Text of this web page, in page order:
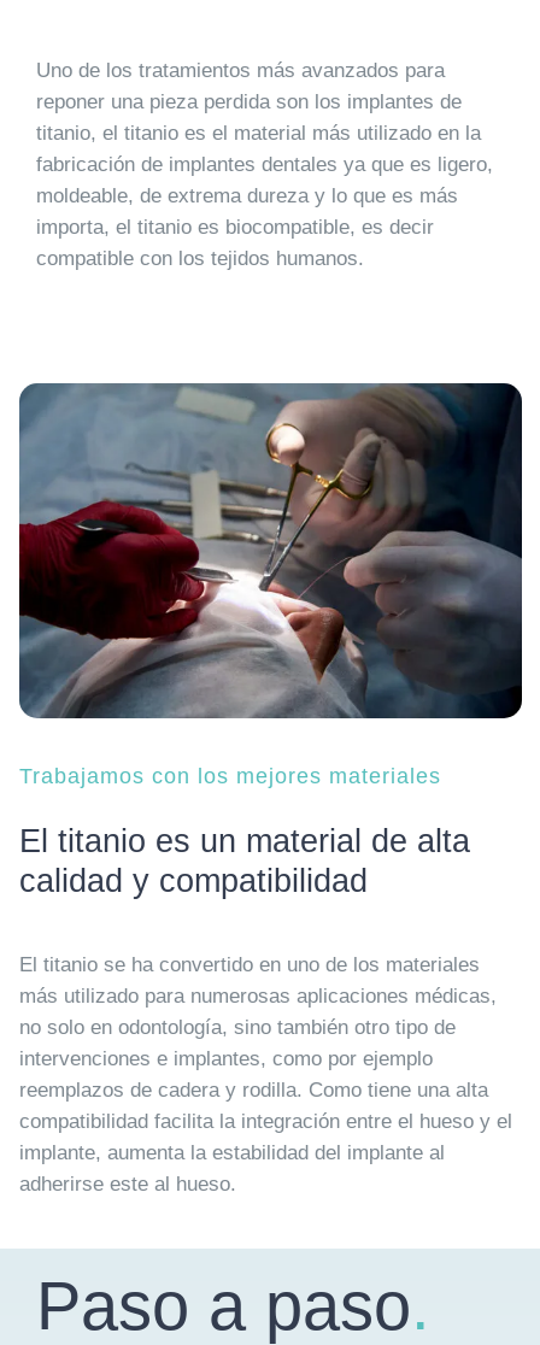
Uno de los tratamientos más avanzados para
reponer una pieza perdida son los implantes de
titanio, el titanio es el material más utilizado en la
fabricación de implantes dentales ya que es ligero,
moldeable, de extrema dureza y lo que es más
importa, el titanio es biocompatible, es decir
compatible con los tejidos humanos.
Trabajamos con los mejores materiales
El titanio es un material de alta
calidad y compatibilidad
El titanio se ha convertido en uno de los materiales
más utilizado para numerosas aplicaciones médicas,
no solo en odontología, sino también otro tipo de
intervenciones e implantes, como por ejemplo
reemplazos de cadera y rodilla. Como tiene una alta
compatibilidad facilita la integración entre el hueso y el
implante, aumenta la estabilidad del implante al
adherirse este al hueso.
Paso a paso.